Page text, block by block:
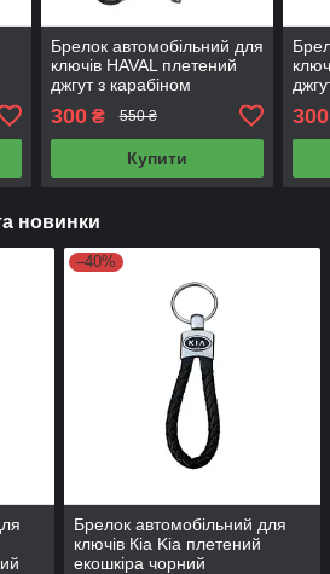
Брелок автомобільний для
ключів HAVAL плетений
джгут з карабіном
викрутка
300₴ 550 ₴
Купити
300
новинки
–40%
Брелок автомобільний для
ключів Кіа Kia плетений
екошкіра чорний